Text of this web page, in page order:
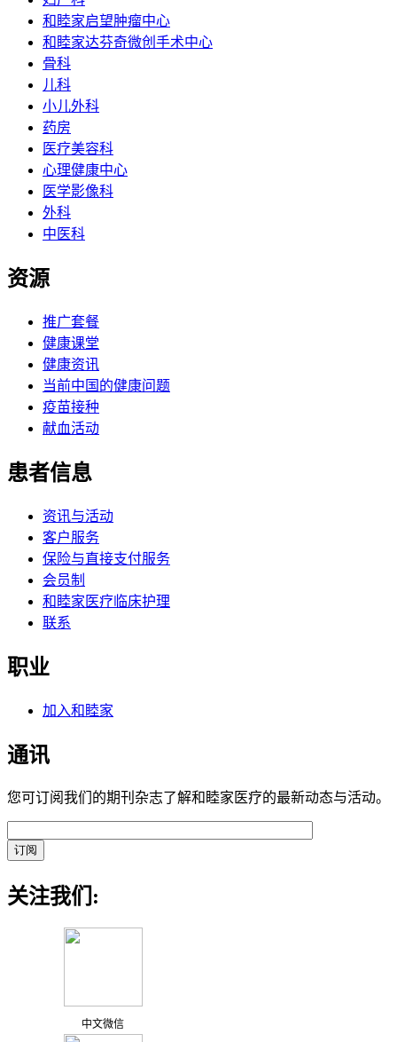
和睦家启望肿瘤中心
和睦家达芬奇微创手术中心
骨科
儿科
小儿外科
药房
医疗美容科
心理健康中心
医学影像科
外科
中医科
资源
推广套餐
健康课堂
健康资讯
当前中国的健康问题
疫苗接种
献血活动
患者信息
资讯与活动
客户服务
保险与直接支付服务
会员制
和睦家医疗临床护理
联系
职业
加入和睦家
通讯
您可订阅我们的期刊杂志了解和睦家医疗的最新动态与活动。
关注我们:
中文微信